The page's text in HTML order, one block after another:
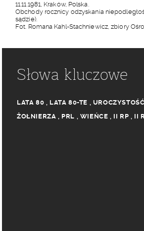
11.11.1981, Kraków, Polska.
Obchody rocznicy odzyskania
sądzie).
Fot. Romana Kahl-Stachniewicz, zbiory
Słowa kluczowe
LATA 80 , LATA 80-TE , UROCZYSTOŚĆ
ŻOŁNIERZA , PRL , WIEŃCE , II RP , II